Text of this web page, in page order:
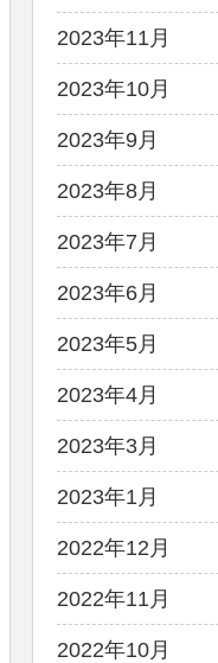
2023年11月
2023年10月
2023年9月
2023年8月
2023年7月
2023年6月
2023年5月
2023年4月
2023年3月
2023年1月
2022年12月
2022年11月
2022年10月